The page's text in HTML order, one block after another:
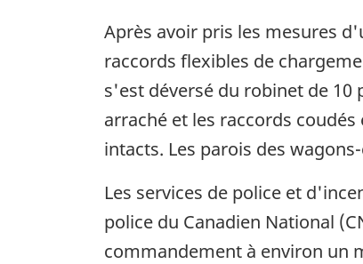
Après avoir pris les mesures
raccords flexibles de
s'est déversé du robinet de
arraché et les raccords
intacts. Les parois des
Les services de police et
police du Canadien National
commandement à environ un